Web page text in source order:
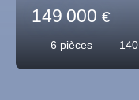
149 000 €
6 pièces 140